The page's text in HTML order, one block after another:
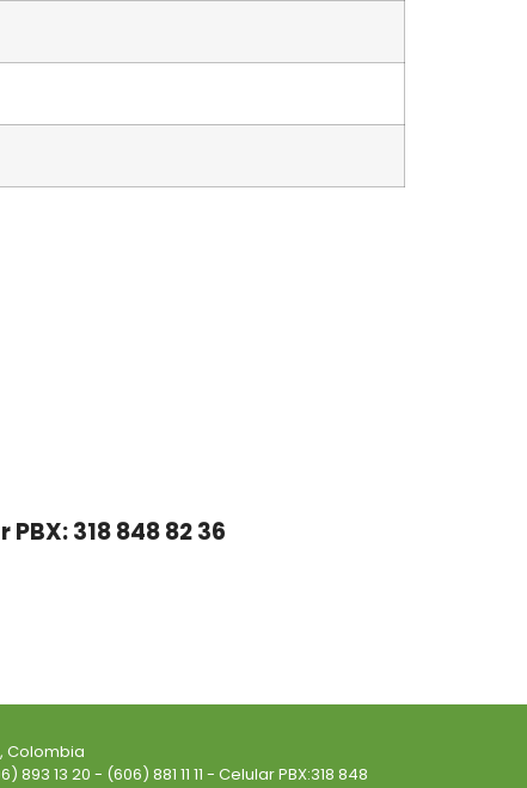
PBX: 318 848 82 36
Colombia
13 20 - (606) 881 11 11 - Celular PBX:318 848